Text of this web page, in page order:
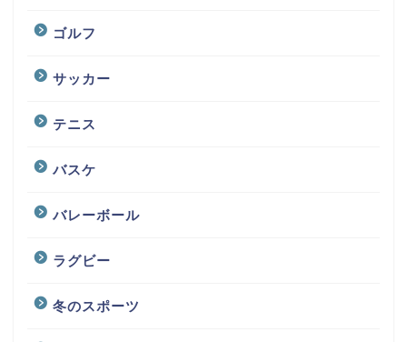
ゴルフ
サッカー
テニス
バスケ
バレーボール
ラグビー
冬のスポーツ